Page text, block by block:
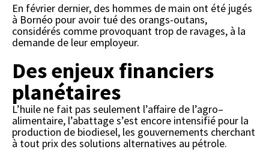
En février dernier, des hommes de main ont été jugés
à Bornéo pour avoir tué des orangs-outans,
considérés comme provoquant trop de ravages, à la
demande de leur employeur.
Des enjeux financiers
planétaires
L’huile ne fait pas seulement l’affaire de l’agro–
alimentaire, l’abattage s’est encore intensifié pour la
production de biodiesel, les gouvernements cherchant
à tout prix des solutions alternatives au pétrole.